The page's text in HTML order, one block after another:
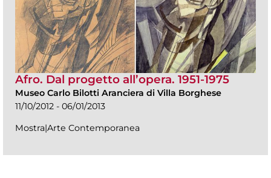
Afro. Dal progetto all’opera. 1951-1975
Museo Carlo Bilotti Aranciera di Villa Borghese
11/10/2012 - 06/01/2013
Mostra|Arte Contemporanea